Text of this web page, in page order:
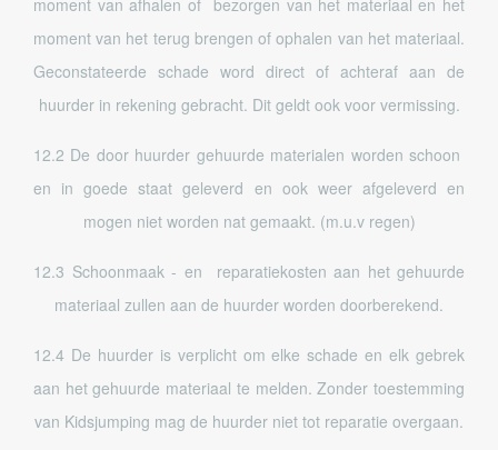
moment van het terug brengen of ophalen van het materiaal.
Geconstateerde schade word direct of achteraf aan de
huurder in rekening gebracht. Dit geldt ook voor vermissing.
12.2 De door huurder gehuurde materialen worden schoon
en in goede staat geleverd en ook weer afgeleverd en
mogen niet worden nat gemaakt. (m.u.v regen)
12.3 Schoonmaak - en reparatiekosten aan het gehuurde
materiaal zullen aan de huurder worden doorberekend.
12.4 De huurder is verplicht om elke schade en elk gebrek
aan het gehuurde materiaal te melden. Zonder toestemming
van Kidsjumping mag de huurder niet tot reparatie overgaan.